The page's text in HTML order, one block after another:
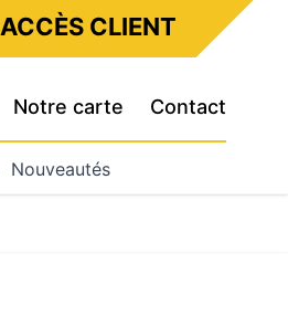
ACCÈS CLIENT
Notre carte Contact
Nouveautés